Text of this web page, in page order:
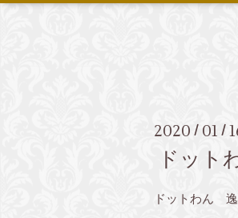
2020 / 01 /
ドッ
ドットわん